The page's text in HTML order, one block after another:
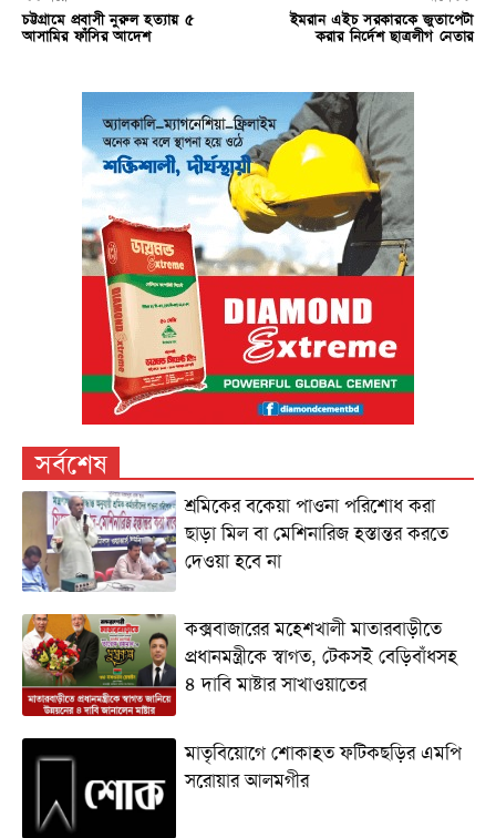
চট্টগ্রামে প্রবাসী নুরুল হত্যায় ৫
আসামির ফাঁসির আদেশ
ইমরান এইচ সরকারকে জুতাপেটা
করার নির্দেশ ছাত্রলীগ নেতার
সর্বশেষ
শ্রমিকের বকেয়া পাওনা পরিশোধ করা
ছাড়া মিল বা মেশিনারিজ হস্তান্তর করতে
দেওয়া হবে না
কক্সবাজারের মহেশখালী মাতারবাড়ীতে
প্রধানমন্ত্রীকে স্বাগত, টেকসই বেড়িবাঁধসহ
৪ দাবি মাষ্টার সাখাওয়াতের
মাতৃবিয়োগে শোকাহত ফটিকছড়ির এমপি
সরোয়ার আলমগীর